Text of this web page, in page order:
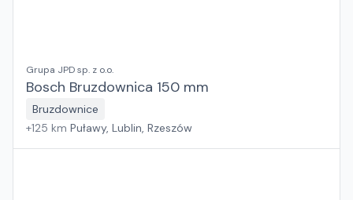
Grupa JPD sp. z o.o.
Bosch Bruzdownica 150 mm
Bruzdownice
+125 km Puławy, Lublin, Rzeszów